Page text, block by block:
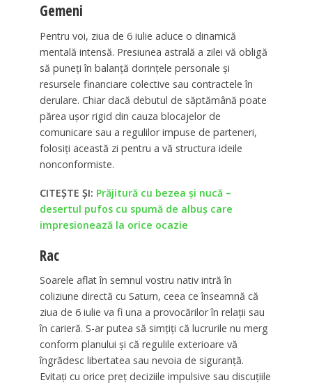
Gemeni
Pentru voi, ziua de 6 iulie aduce o dinamică
mentală intensă. Presiunea astrală a zilei vă obligă
să puneți în balanță dorințele personale și
resursele financiare colective sau contractele în
derulare. Chiar dacă debutul de săptămână poate
părea ușor rigid din cauza blocajelor de
comunicare sau a regulilor impuse de parteneri,
folosiți această zi pentru a vă structura ideile
nonconformiste.
CITEȘTE ȘI: Prăjitură cu bezea și nucă –
desertul pufos cu spumă de albuș care
impresionează la orice ocazie
Rac
Soarele aflat în semnul vostru nativ intră în
coliziune directă cu Saturn, ceea ce înseamnă că
ziua de 6 iulie va fi una a provocărilor în relații sau
în carieră. S-ar putea să simțiți că lucrurile nu merg
conform planului și că regulile exterioare vă
îngrădesc libertatea sau nevoia de siguranță.
Evitați cu orice preț deciziile impulsive sau discuțiile